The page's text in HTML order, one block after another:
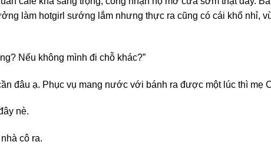
làm hotgirl sướng lắm nhưng thực ra cũng có cái khổ nhỉ,
Nếu không mình đi chỗ khác?”
đâu ạ. Phục vụ mang nước với bánh ra được một lúc thì mẹ
nè.
cô ra.